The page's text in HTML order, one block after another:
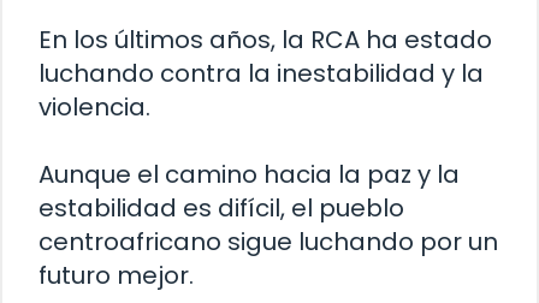
En los últimos años, la RCA ha estado
luchando contra la inestabilidad y la
violencia.
Aunque el camino hacia la paz y la
estabilidad es difícil, el pueblo
centroafricano sigue luchando por un
futuro mejor.